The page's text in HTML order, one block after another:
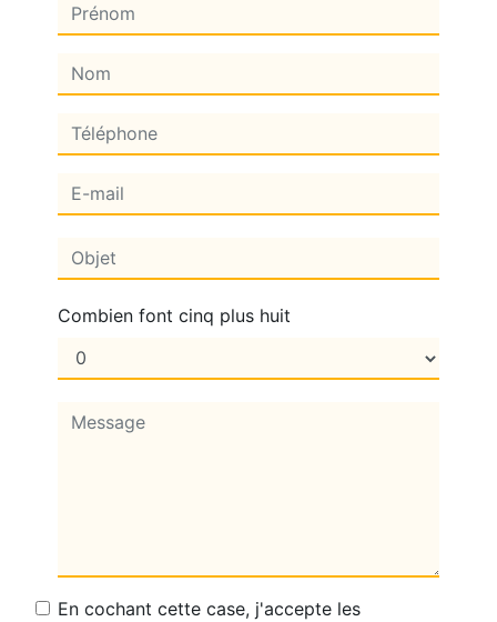
Combien font cinq plus huit
En cochant cette case, j'accepte les